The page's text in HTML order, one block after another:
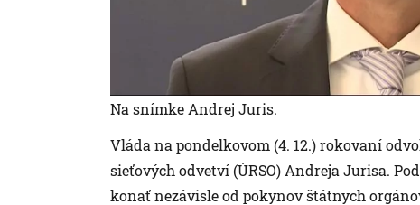
Na snímke Andrej Juris.
Vláda na pondelkovom (4. 12.) rokovaní
sieťových odvetví (ÚRSO) Andreja Jurisa.
konať nezávisle od pokynov štátnych